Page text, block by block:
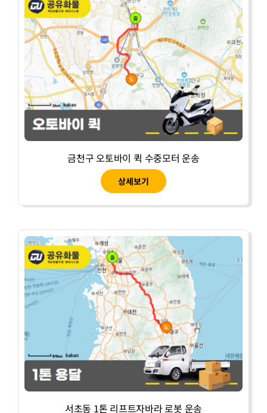
금천구 오토바이 퀵 수중모터 운송
상세보기
서초동 1톤 리프트자바라 로봇 운송